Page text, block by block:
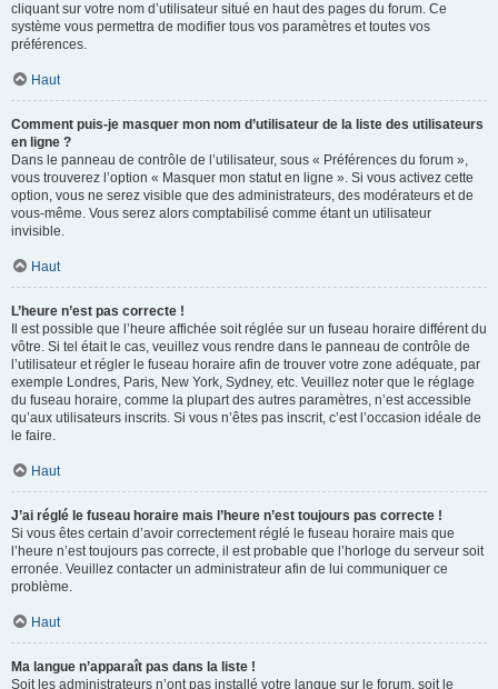
cliquant sur votre nom d’utilisateur situé en haut des pages du forum. Ce
système vous permettra de modifier tous vos paramètres et toutes vos
préférences.
Haut
Comment puis-je masquer mon nom d’utilisateur de la liste des utilisateurs
en ligne ?
Dans le panneau de contrôle de l’utilisateur, sous « Préférences du forum »,
vous trouverez l’option « Masquer mon statut en ligne ». Si vous activez cette
option, vous ne serez visible que des administrateurs, des modérateurs et de
vous-même. Vous serez alors comptabilisé comme étant un utilisateur
invisible.
Haut
L’heure n’est pas correcte !
Il est possible que l’heure affichée soit réglée sur un fuseau horaire différent du
vôtre. Si tel était le cas, veuillez vous rendre dans le panneau de contrôle de
l’utilisateur et régler le fuseau horaire afin de trouver votre zone adéquate, par
exemple Londres, Paris, New York, Sydney, etc. Veuillez noter que le réglage
du fuseau horaire, comme la plupart des autres paramètres, n’est accessible
qu’aux utilisateurs inscrits. Si vous n’êtes pas inscrit, c’est l’occasion idéale de
le faire.
Haut
J’ai réglé le fuseau horaire mais l’heure n’est toujours pas correcte !
Si vous êtes certain d’avoir correctement réglé le fuseau horaire mais que
l’heure n’est toujours pas correcte, il est probable que l’horloge du serveur soit
erronée. Veuillez contacter un administrateur afin de lui communiquer ce
problème.
Haut
Ma langue n’apparaît pas dans la liste !
Soit les administrateurs n’ont pas installé votre langue sur le forum, soit le